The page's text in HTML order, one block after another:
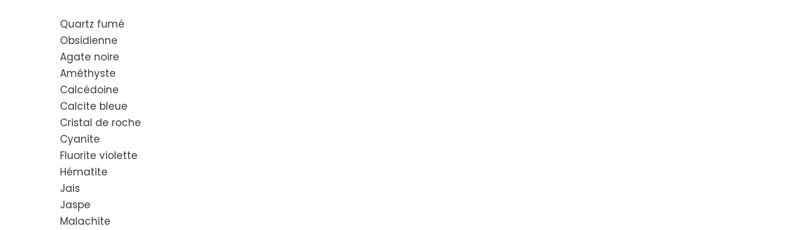
Quartz fumé
Obsidienne
Agate noire
Améthyste
Calcédoine
Calcite bleue
Cristal de roche
Cyanite
Fluorite violette
Hématite
Jais
Jaspe
Malachite